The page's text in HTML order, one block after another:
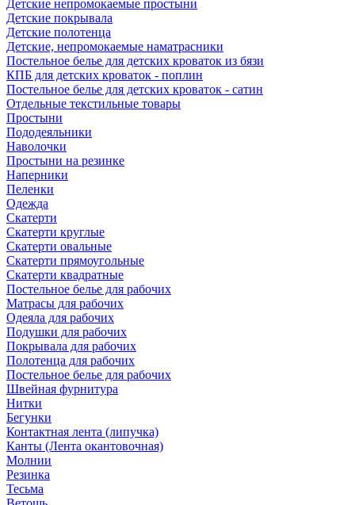
Детские непромокаемые простыни
Детские покрывала
Детские полотенца
Детские, непромокаемые наматрасники
Постельное белье для детских кроваток из бязи
КПБ для детских кроваток - поплин
Постельное белье для детских кроваток - сатин
Отдельные текстильные товары
Простыни
Пододеяльники
Наволочки
Простыни на резинке
Наперники
Пеленки
Одежда
Скатерти
Скатерти круглые
Скатерти овальные
Скатерти прямоугольные
Скатерти квадратные
Постельное белье для рабочих
Матрасы для рабочих
Одеяла для рабочих
Подушки для рабочих
Покрывала для рабочих
Полотенца для рабочих
Постельное белье для рабочих
Швейная фурнитура
Нитки
Бегунки
Контактная лента (липучка)
Канты (Лента окантовочная)
Молнии
Резинка
Тесьма